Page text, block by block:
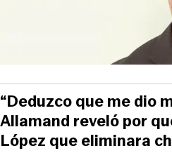
“Deduzco que me dio
Allamand reveló por
López que eliminara